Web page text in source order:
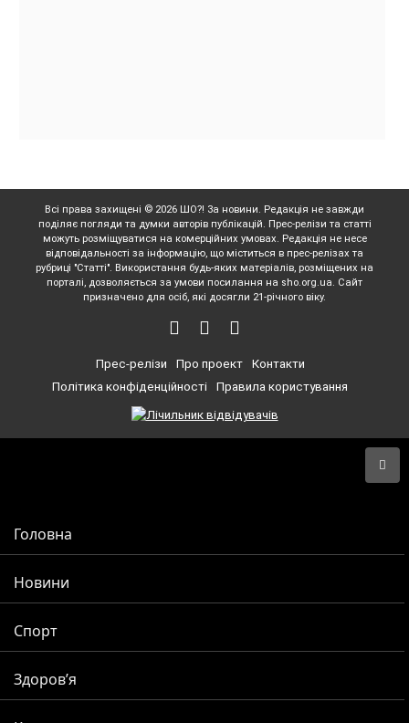
Всі права захищені © 2026 ШО?! За новини. Редакція не завжди
поділяє погляди та думки авторів публікацій. Прес-релізи та статті
можуть розміщуватися на комерційних умовах. Редакція не несе
відповідальності за інформацію, що міститься в прес-релізах та
рубриці "Статті". Використання будь-яких матеріалів, розміщених на
порталі, дозволяється за умови посилання на sho.org.ua. Сайт
призначено для осіб, які досягли 21-річного віку.
Прес-релізи Про проект
Контакти
Політика конфіденційності
Правила користування
Головна
Новини
Спорт
Здоров’я